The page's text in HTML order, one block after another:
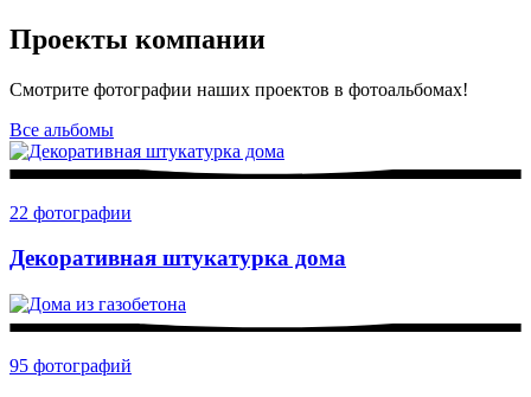
Проекты компании
Смотрите фотографии наших проектов в фотоальбомах!
Все альбомы
22 фотографии
Декоративная штукатурка дома
95 фотографий